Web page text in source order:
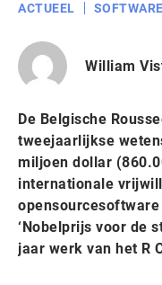
ACTUEEL
William
De Belgische
tweejaarlijkse
miljoen dollar
internationale
‘Nobelprijs voor de
jaar werk van het R